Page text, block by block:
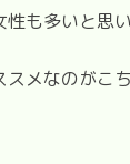
も多いと思い
スメなのがこ